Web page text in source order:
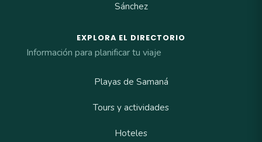
Sánchez
EXPLORA EL DIRECTORIO
Información para planificar tu viaje
Playas de Samaná
Tours y actividades
Hoteles